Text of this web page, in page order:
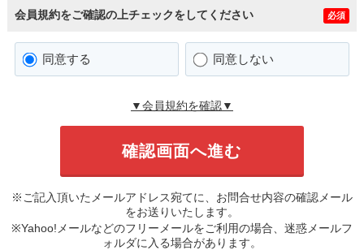
会員規約をご確認の上チェックをしてください 必須
同意する 同意しない
▼会員規約を確認▼
※ご記入頂いたメールアドレス宛てに、お問合せ内容の確認メール
をお送りいたします。
※Yahoo!メールなどのフリーメールをご利用の場合、迷惑メールフ
ォルダに入る場合があります。